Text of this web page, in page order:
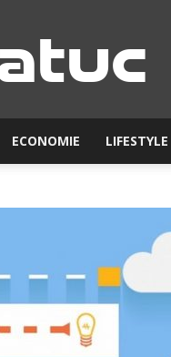
Ratuc
ECONOMIE LIFESTYLE